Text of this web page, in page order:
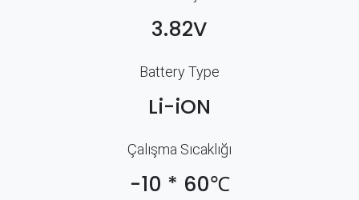
3.82V
Battery Type
Li-iON
Çalışma Sıcaklığı
-10 * 60℃